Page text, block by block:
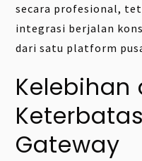
secara profesional,
integrasi berjalan
dari satu platform
Kelebihan
Gateway